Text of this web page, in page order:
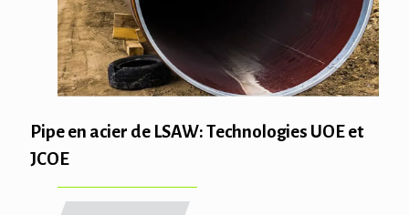
Pipe en acier de LSAW: Technologies UOE et
JCOE